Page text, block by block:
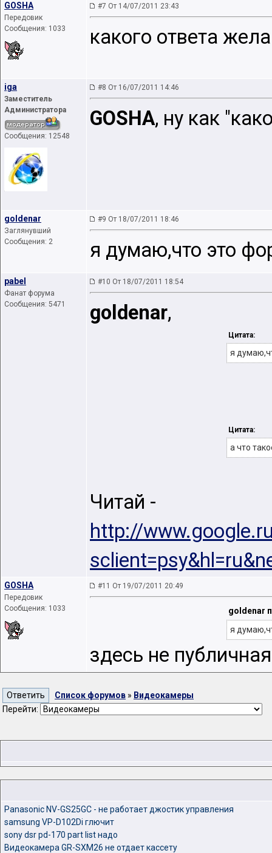
GOSHA
Передовик
Сообщения: 1033
#7 От 14/07/2011 23:43
какого ответа
iga
Заместитель
Администратора
Сообщения: 12548
#8 От 16/07/2011 14:46
GOSHA, ну как
goldenar
Заглянувший
Сообщения: 2
#9 От 18/07/2011 18:46
я думаю,что это
pabel
Фанат форума
Сообщения: 5471
#10 От 18/07/2011 18:54
goldenar,
Цитата:
я
Цитата:
а что
Читай -
http://
GOSHA
Передовик
Сообщения: 1033
#11 От 19/07/2011 20:49
goldenar
я
здесь не
Список форумов » Видеокамеры
Перейти:
Panasonic NV-GS25GC - не работает джостик управления
samsung VP-D102Di глючит
sony dsr pd-170 part list надо
Видеокамера GR-SXM26 не отдает кассету